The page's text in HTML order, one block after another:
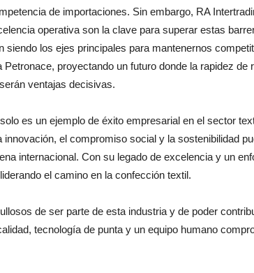
de importaciones. Sin embargo, RA
operativa son la clave para superar estas
siendo los ejes principales para mantenernos
Petronace, proyectando un futuro donde la rapidez
ventajas decisivas.
es un ejemplo de éxito empresarial en el sector
innovación, el compromiso social y la sostenibilidad
internacional. Con su legado de excelencia y un
el camino en la confección textil.
de ser parte de esta industria y de poder
tecnología de punta y un equipo humano